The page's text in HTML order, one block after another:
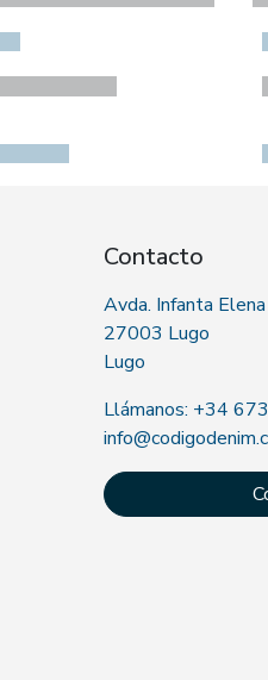
Contacto
Avda. Infanta
27003 Lugo
Lugo
Llámanos: +34